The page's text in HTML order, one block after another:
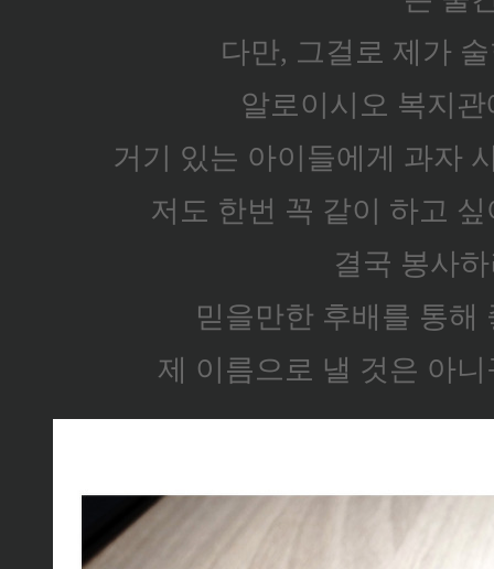
다만, 그걸로 제가
알로이시오 복지
거기 있는 아이들에게 과자
저도 한번 꼭 같이 하고
결국 봉사
믿을만한 후배를 통해
제 이름으로 낼 것은 아